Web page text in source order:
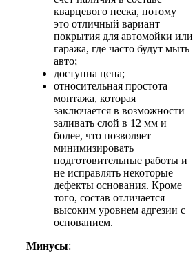
кварцевого песка, потому
это отличный вариант
покрытия для автомойки или
гаража, где часто будут мыть
авто;
доступна цена;
относительная простота
монтажа, которая
заключается в возможности
заливать слой в 12 мм и
более, что позволяет
минимизировать
подготовительные работы и
не исправлять некоторые
дефекты основания. Кроме
того, состав отличается
высоким уровнем адгезии с
основанием.
Минусы: